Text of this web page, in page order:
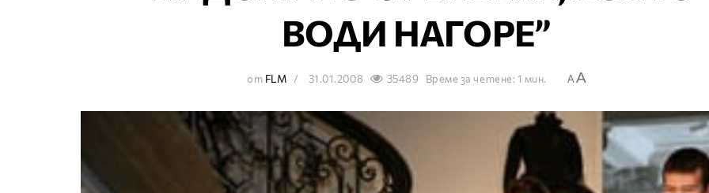
ВОДИ НАГОРЕ”
от FLM 31.01.2008 35489 Време за четене: 1 мин. AA